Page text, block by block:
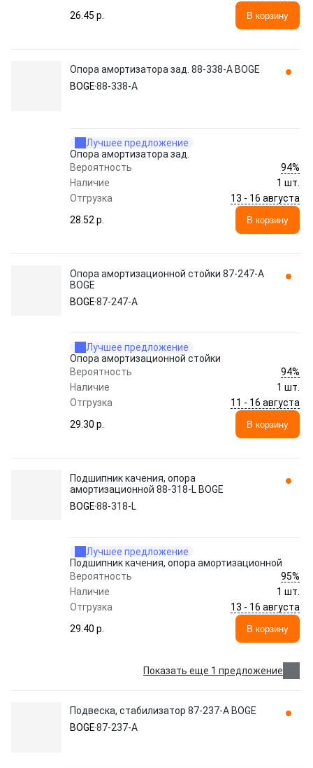
26.45 p.
В корзину
Опора амортизатора зад. 88-338-A BOGE
BOGE88-338-A
Лучшее предложение
Опора амортизатора зад.
Вероятность
94%
Наличие
1 шт.
Отгрузка
13 - 16 августа
28.52 p.
В корзину
Опора амортизационной стойки 87-247-A
BOGE
BOGE87-247-A
Лучшее предложение
Опора амортизационной стойки
Вероятность
94%
Наличие
1 шт.
Отгрузка
11 - 16 августа
29.30 p.
В корзину
Подшипник качения, опора
амортизационной 88-318-L BOGE
BOGE88-318-L
Лучшее предложение
Подшипник качения, опора амортизационной
Вероятность
95%
Наличие
1 шт.
Отгрузка
13 - 16 августа
29.40 p.
В корзину
Показать еще 1 предложение
Подвеска, стабилизатор 87-237-A BOGE
BOGE87-237-A